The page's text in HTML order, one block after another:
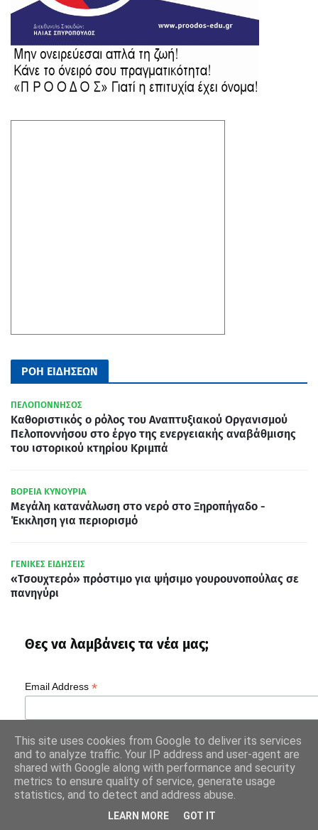
ΡΟΗ ΕΙΔΗΣΕΩΝ
ΠΕΛΟΠΟΝΝΗΣΟΣ
Καθοριστικός ο ρόλος του Αναπτυξιακού Οργανισμού
Πελοποννήσου στο έργο της ενεργειακής αναβάθμισης
του ιστορικού κτηρίου Κριμπά
ΒΟΡΕΙΑ ΚΥΝΟΥΡΙΑ
Μεγάλη κατανάλωση στο νερό στο Ξηροπήγαδο -
Έκκληση για περιορισμό
ΓΕΝΙΚΕΣ ΕΙΔΗΣΕΙΣ
«Τσουχτερό» πρόστιμο για ψήσιμο γουρουνοπούλας σε
πανηγύρι
Θες να λαμβάνεις τα νέα μας;
Email Address *
This site uses cookies from Google to deliver its services
and to analyze traffic. Your IP address and user-agent are
shared with Google along with performance and security
metrics to ensure quality of service, generate usage
statistics, and to detect and address abuse.
LEARN MORE GOT IT